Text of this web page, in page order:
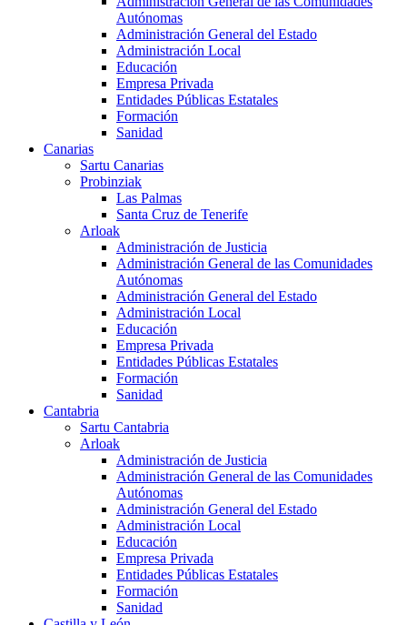
Autónomas
Administración General del Estado
Administración Local
Educación
Empresa Privada
Entidades Públicas Estatales
Formación
Sanidad
Canarias
Sartu Canarias
Probinziak
Las Palmas
Santa Cruz de Tenerife
Arloak
Administración de Justicia
Administración General de las Comunidades
Autónomas
Administración General del Estado
Administración Local
Educación
Empresa Privada
Entidades Públicas Estatales
Formación
Sanidad
Cantabria
Sartu Cantabria
Arloak
Administración de Justicia
Administración General de las Comunidades
Autónomas
Administración General del Estado
Administración Local
Educación
Empresa Privada
Entidades Públicas Estatales
Formación
Sanidad